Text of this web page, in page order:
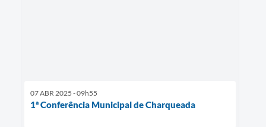
07 ABR 2025 - 09h55
1ª Conferência Municipal de Charqueada